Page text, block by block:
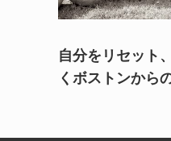
自分をリセット
くボストンから